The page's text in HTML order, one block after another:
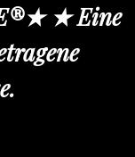
★ Eine